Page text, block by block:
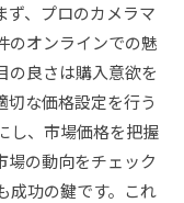
ず、プロのカメラマ
のオンラインでの魅
の良さは購入意欲を
切な価格設定を行う
し、市場価格を把握
場の動向をチェック
成功の鍵です。これ